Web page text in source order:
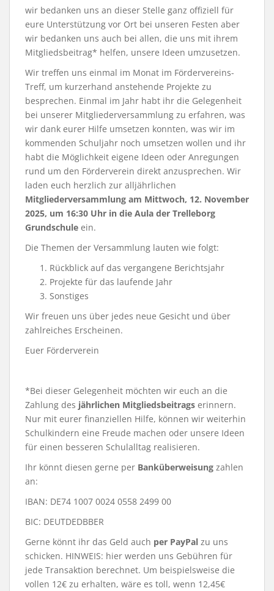
wir bedanken uns an dieser Stelle ganz offiziell für
eure Unterstützung vor Ort bei unseren Festen aber
wir bedanken uns auch bei allen, die uns mit ihrem
Mitgliedsbeitrag* helfen, unsere Ideen umzusetzen.
Wir treffen uns einmal im Monat im Fördervereins-
Treff, um kurzerhand anstehende Projekte zu
besprechen. Einmal im Jahr habt ihr die Gelegenheit
bei unserer Mitgliederversammlung zu erfahren, was
wir dank eurer Hilfe umsetzen konnten, was wir im
kommenden Schuljahr noch umsetzen wollen und ihr
habt die Möglichkeit eigene Ideen oder Anregungen
rund um den Förderverein direkt anzusprechen. Wir
laden euch herzlich zur alljährlichen
Mitgliederversammlung am Mittwoch, 12. November
2025, um 16:30 Uhr in die Aula der Trelleborg
Grundschule ein.
Die Themen der Versammlung lauten wie folgt:
Rückblick auf das vergangene Berichtsjahr
Projekte für das laufende Jahr
Sonstiges
Wir freuen uns über jedes neue Gesicht und über
zahlreiches Erscheinen.
Euer Förderverein
*Bei dieser Gelegenheit möchten wir euch an die
Zahlung des jährlichen Mitgliedsbeitrags erinnern.
Nur mit eurer finanziellen Hilfe, können wir weiterhin
Schulkindern eine Freude machen oder unsere Ideen
für einen besseren Schulalltag realisieren.
Ihr könnt diesen gerne per Banküberweisung zahlen
an:
IBAN: DE74 1007 0024 0558 2499 00
BIC: DEUTDEDBBER
Gerne könnt ihr das Geld auch per PayPal zu uns
schicken. HINWEIS: hier werden uns Gebühren für
jede Transaktion berechnet. Um beispielsweise die
vollen 12€ zu erhalten, wäre es toll, wenn 12,45€